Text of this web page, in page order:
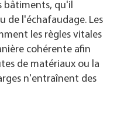
bâtiments, qu'il
de l'échafaudage. Les
les règles vitales
cohérente afin
de matériaux ou la
n'entraînent des